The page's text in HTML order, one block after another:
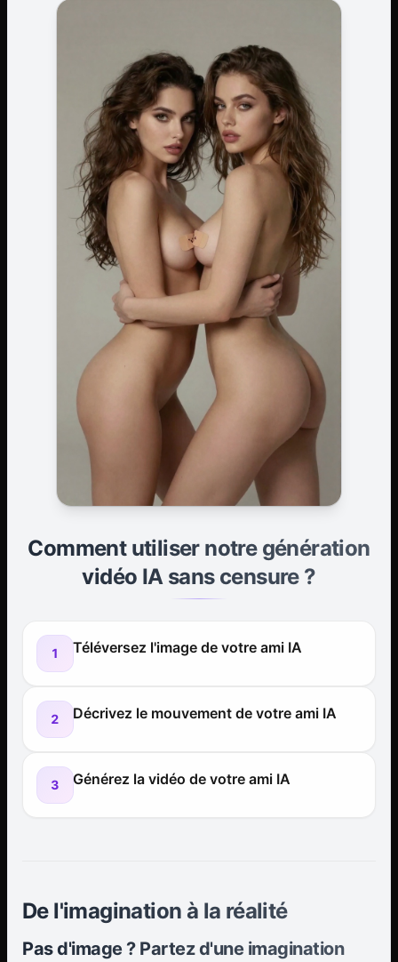
Comment utiliser notre génération
vidéo IA sans censure ?
1 Téléversez l'image de votre ami IA
2 Décrivez le mouvement de votre ami IA
3 Générez la vidéo de votre ami IA
De l'imagination à la réalité
Pas d'image ? Partez d'une imagination